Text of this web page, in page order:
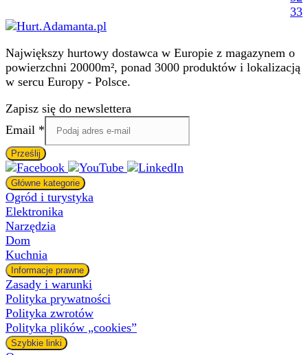
33
Największy hurtowy dostawca w Europie z magazynem o
powierzchni 20000m², ponad 3000 produktów i lokalizacją
w sercu Europy - Polsce.
Zapisz się do newslettera
Email
Email *
Prześlij
Główne kategorie
Ogród i turystyka
Elektronika
Narzędzia
Dom
Kuchnia
Informacje prawne
Zasady i warunki
Polityka prywatności
Polityka zwrotów
Polityka plików „cookies”
Szybkie linki